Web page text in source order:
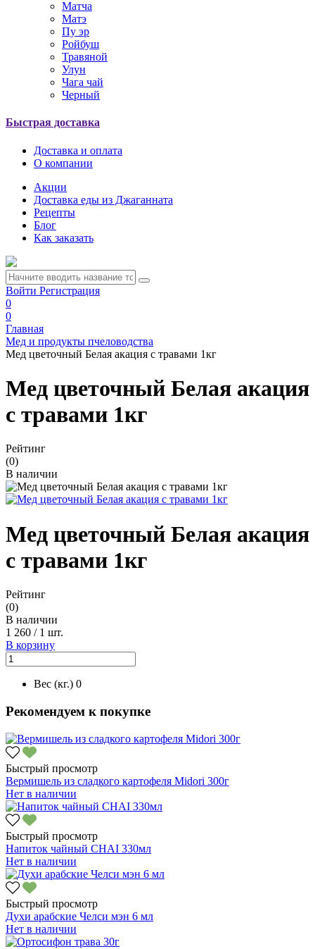
Матча
Матэ
Пу эр
Ройбуш
Травяной
Улун
Чага чай
Черный
Быстрая доставка
Доставка и оплата
О компании
Акции
Доставка еды из Джаганната
Рецепты
Блог
Как заказать
Войти Регистрация
0
0
Главная
Мед и продукты пчеловодства
Мед цветочный Белая акация с травами 1кг
Мед цветочный Белая акация
с травами 1кг
Рейтинг
(0)
В наличии
Мед цветочный Белая акация
с травами 1кг
Рейтинг
(0)
В наличии
1 260 / 1 шт.
В корзину
Вес (кг.) 0
Рекомендуем к покупке
Быстрый просмотр
Вермишель из сладкого картофеля Midori 300г
Нет в наличии
Быстрый просмотр
Напиток чайный CHAI 330мл
Нет в наличии
Быстрый просмотр
Духи арабские Челси мэн 6 мл
Нет в наличии